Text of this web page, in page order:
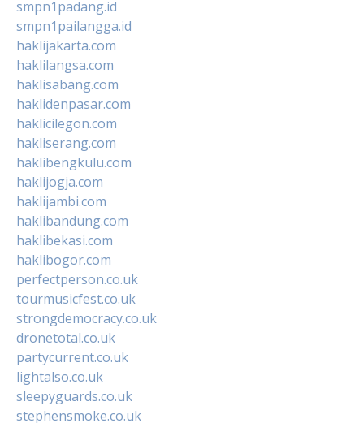
smpn1padang.id
smpn1pailangga.id
haklijakarta.com
haklilangsa.com
haklisabang.com
haklidenpasar.com
haklicilegon.com
hakliserang.com
haklibengkulu.com
haklijogja.com
haklijambi.com
haklibandung.com
haklibekasi.com
haklibogor.com
perfectperson.co.uk
tourmusicfest.co.uk
strongdemocracy.co.uk
dronetotal.co.uk
partycurrent.co.uk
lightalso.co.uk
sleepyguards.co.uk
stephensmoke.co.uk